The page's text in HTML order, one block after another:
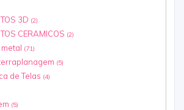
3D (2)
CERAMICOS (2)
(71)
(5)
de Telas (4)
(5)